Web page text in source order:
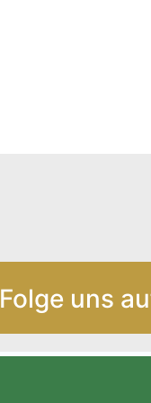
Folge uns